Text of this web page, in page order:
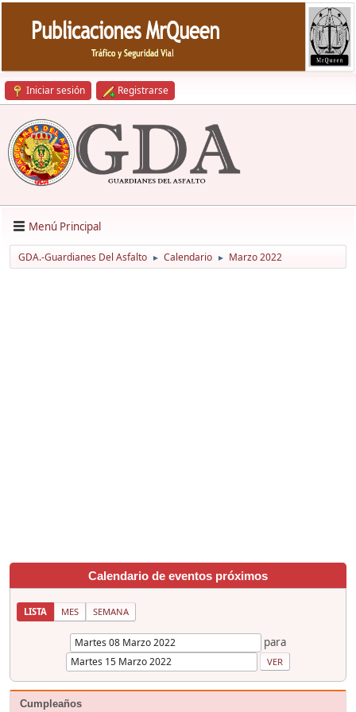
Iniciar sesión Registrarse
Menú Principal
GDA.-Guardianes Del Asfalto ► Calendario ► Marzo 2022
Calendario de eventos próximos
LISTA MES SEMANA
para
Cumpleaños